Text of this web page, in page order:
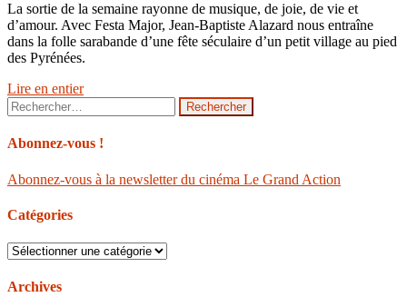
La sortie de la semaine rayonne de musique, de joie, de vie et
d’amour. Avec Festa Major, Jean-Baptiste Alazard nous entraîne
dans la folle sarabande d’une fête séculaire d’un petit village au pied
des Pyrénées.
Lire en entier
Rechercher :
Abonnez-vous !
Abonnez-vous à la newsletter du cinéma Le Grand Action
Catégories
Catégories
Archives